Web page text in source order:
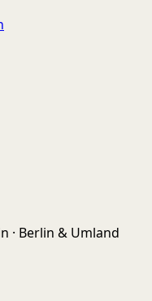
· Berlin & Umland